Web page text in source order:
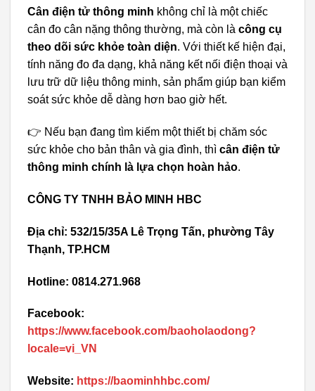
Cân điện tử thông minh không chỉ là một chiếc
cân đo cân nặng thông thường, mà còn là công cụ
theo dõi sức khỏe toàn diện. Với thiết kế hiện đại,
tính năng đo đa dạng, khả năng kết nối điện thoại và
lưu trữ dữ liệu thông minh, sản phẩm giúp bạn kiểm
soát sức khỏe dễ dàng hơn bao giờ hết.
👉 Nếu bạn đang tìm kiếm một thiết bị chăm sóc
sức khỏe cho bản thân và gia đình, thì cân điện tử
thông minh chính là lựa chọn hoàn hảo.
CÔNG TY TNHH BẢO MINH HBC
Địa chỉ: 532/15/35A Lê Trọng Tấn, phường Tây
Thạnh, TP.HCM
Hotline: 0814.271.968
Facebook:
https://www.facebook.com/baoholaodong?
locale=vi_VN
Website: https://baominhhbc.com/